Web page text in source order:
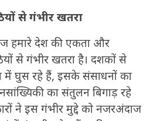
से गंभीर खतरा
हमारे देश की एकता और
से गंभीर खतरा है। दशकों से
में घुस रहे हैं, इसके संसाधनों का
का संतुलन बिगाड़ रहे
ने इस गंभीर मुद्दे को नजरअंदाज